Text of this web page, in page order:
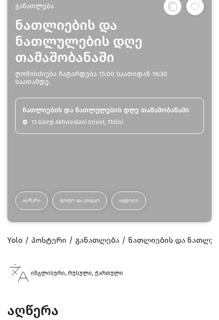
განათლება
ნათლიების და
ნათლულების დღე
თამაშობანაში
ღონისძიება ჩატარდება 15:00 საათიდან 16:30
საათამდე.
ნათლიების და ნათლულების დღე თამაშობანაში
13 Giorgi Akhvlediani Street, Tbilisi
ᲐᲦᲬᲔᲠᲐ ᲤᲝᲢᲝ ᲓᲐ ᲕᲘᲓᲔᲝ ᲐᲓᲒᲘᲚᲘ
Yolo პოსტერი განათლება ნათლიების და
ინგლისური, რუსული, ქართული
აღწერა